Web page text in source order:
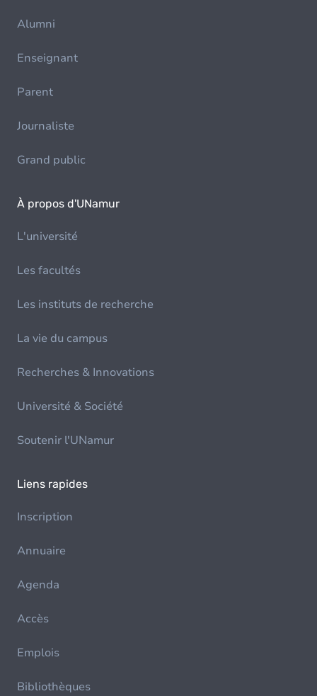
Alumni
Enseignant
Parent
Journaliste
Grand public
À propos d'UNamur
L'université
Les facultés
Les instituts de recherche
La vie du campus
Recherches & Innovations
Université & Société
Soutenir l'UNamur
Liens rapides
Inscription
Annuaire
Agenda
Accès
Emplois
Bibliothèques